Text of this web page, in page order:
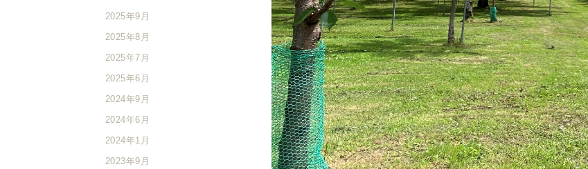
2025年9月
2025年8月
2025年7月
2025年6月
2024年9月
2024年6月
2024年1月
2023年9月